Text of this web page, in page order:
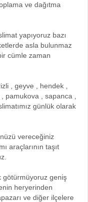
ve dağıtma
yapıyoruz bazı
asla bulunmaz
cümle zaman
, geyve , hendek ,
pamukova , sapanca ,
günlük olarak
vereceğiniz
araçlarının taşıt
götürmüyoruz geniş
heryerinden
ve diğer ilçelere